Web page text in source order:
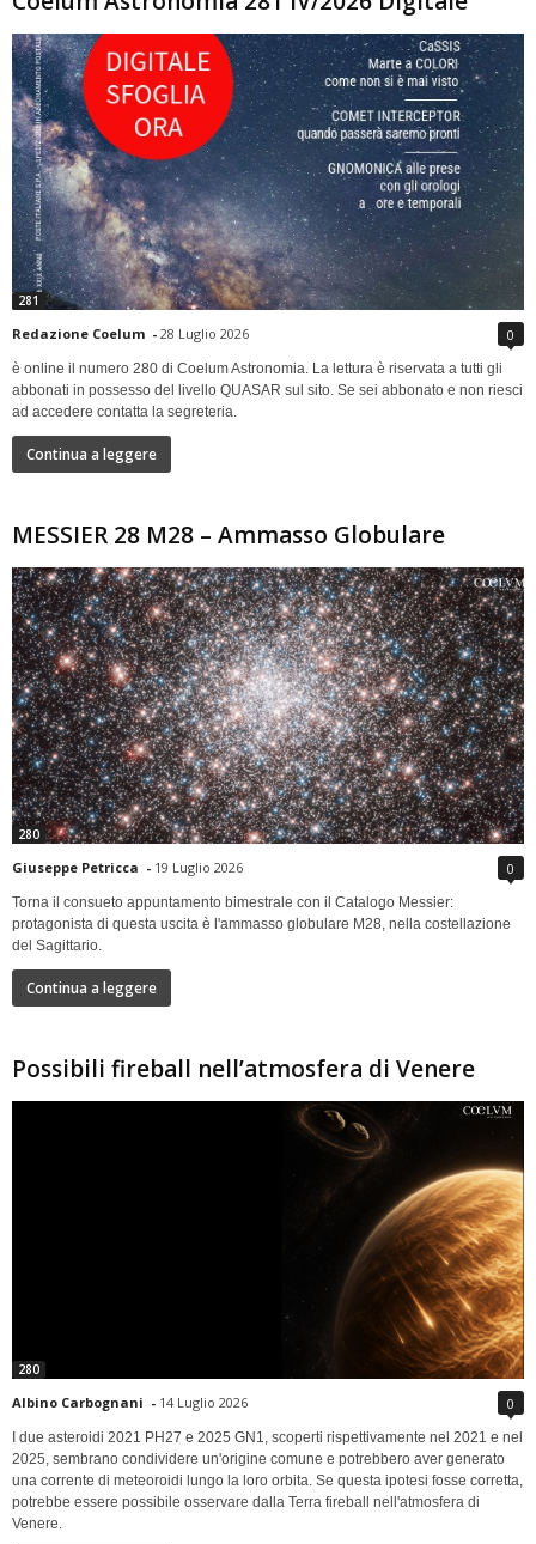
281
Redazione Coelum - 28 Luglio 2026 0
è online il numero 280 di Coelum Astronomia. La lettura è riservata a tutti gli
abbonati in possesso del livello QUASAR sul sito. Se sei abbonato e non riesci
ad accedere contatta la segreteria.
Continua a leggere
MESSIER 28 M28 – Ammasso Globulare
280
Giuseppe Petricca - 19 Luglio 2026 0
Torna il consueto appuntamento bimestrale con il Catalogo Messier:
protagonista di questa uscita è l'ammasso globulare M28, nella costellazione
del Sagittario.
Continua a leggere
Possibili fireball nell’atmosfera di Venere
280
Albino Carbognani - 14 Luglio 2026 0
I due asteroidi 2021 PH27 e 2025 GN1, scoperti rispettivamente nel 2021 e nel
2025, sembrano condividere un'origine comune e potrebbero aver generato
una corrente di meteoroidi lungo la loro orbita. Se questa ipotesi fosse corretta,
potrebbe essere possibile osservare dalla Terra fireball nell'atmosfera di
Venere.